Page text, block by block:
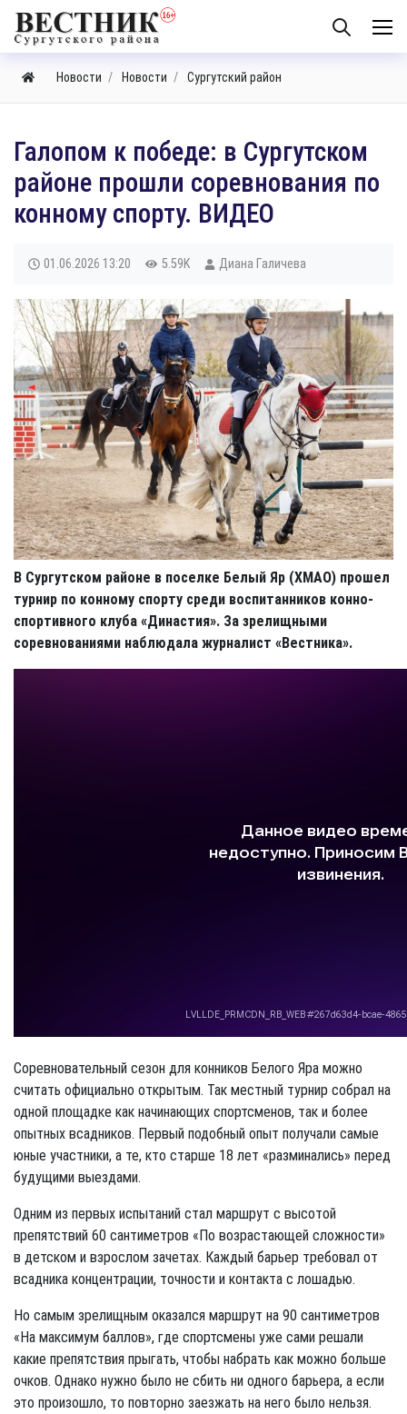
Новости Новости Сургутский район
Галопом к победе: в Сургутском
районе прошли соревнования по
конному спорту. ВИДЕО
01.06.2026 13:20 5.59K Диана Галичева
В Сургутском районе в поселке Белый Яр (ХМАО) прошел
турнир по конному спорту среди воспитанников конно-
спортивного клуба «Династия». За зрелищными
соревнованиями наблюдала журналист «Вестника».
Соревновательный сезон для конников Белого Яра можно
считать официально открытым. Так местный турнир собрал на
одной площадке как начинающих спортсменов, так и более
опытных всадников. Первый подобный опыт получали самые
юные участники, а те, кто старше 18 лет «разминались» перед
будущими выездами.
Одним из первых испытаний стал маршрут с высотой
препятствий 60 сантиметров «По возрастающей сложности»
в детском и взрослом зачетах. Каждый барьер требовал от
всадника концентрации, точности и контакта с лошадью.
Но самым зрелищным оказался маршрут на 90 сантиметров
«На максимум баллов», где спортсмены уже сами решали
какие препятствия прыгать, чтобы набрать как можно больше
очков. Однако нужно было не сбить ни одного барьера, а если
это произошло, то повторно заезжать на него было нельзя.